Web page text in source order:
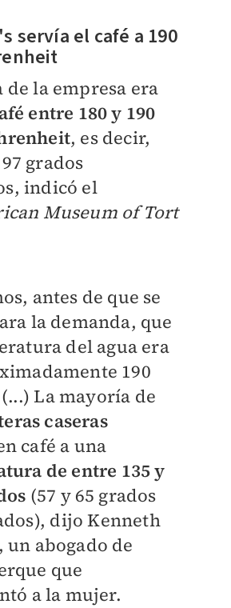
servía el café a 190
la empresa era
entre 180 y 190
, es decir,
grados
indicó el
Museum of Tort
antes de que se
la demanda, que
del agua era
190
(...)La mayoría de
caseras
café a una
de entre 135 y
(57 y 65 grados
dijo Kenneth
un abogado de
que
a la mujer.